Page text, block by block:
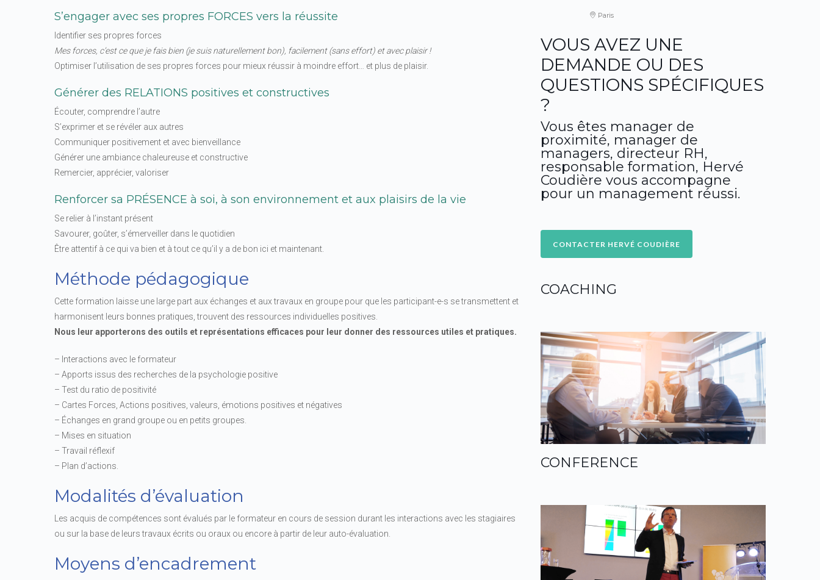
S’engager avec ses propres FORCES vers la réussite
Identifier ses propres forces
Mes forces, c’est ce que je faisbien (je suis naturellement bon), facilement (sans effort) et avec plaisir !
Optimiser l’utilisation de ses propres forces pour mieux réussir à moindre effort… et plus de plaisir.
Générer des RELATIONS positives et constructives
Écouter, comprendre l’autre
S’exprimer et se révéler aux autres
Communiquer positivement et avec bienveillance
Générer une ambiance chaleureuse et constructive
Remercier, apprécier, valoriser
Renforcer sa PRÉSENCE à soi, à son environnement et aux plaisirs de la vie
Se relier à l’instant présent
Savourer, goûter, s’émerveiller dans le quotidien
Être attentif à ce qui va bien et à tout ce qu’il y a de bon ici et maintenant.
Méthode pédagogique
Cette formation laisse une large part aux échanges et aux travaux en groupe pour que les participant-e-s se transmettent et
harmonisent leurs bonnes pratiques, trouvent des ressources individuelles positives.
Nous leur apporterons des outils et représentations efficaces pour leur donner des ressources utiles et pratiques.
– Interactions avec le formateur
– Apports issus des recherches de la psychologie positive
– Test du ratio de positivité
– Cartes Forces, Actions positives, valeurs, émotions positives et négatives
– Échanges en grand groupe ou en petits groupes.
– Mises en situation
– Travail réflexif
– Plan d’actions.
Modalités d’évaluation
Les acquis de compétences sont évalués par le formateur en cours de session durant les interactions avec les stagiaires
ou sur la base de leurs travaux écrits ou oraux ou encore à partir de leur auto-évaluation.
Moyens d’encadrement
Paris
VOUS AVEZ UNE
DEMANDE OU DES
QUESTIONS SPÉCIFIQUES
?
Vous êtes manager de
proximité, manager de
managers, directeur RH,
responsable formation, Hervé
Coudière vous accompagne
pour un management réussi.
COACHING
CONFERENCE